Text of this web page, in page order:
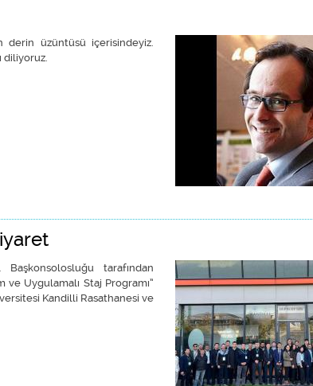
derin üzüntüsü içerisindeyiz.
diliyoruz.
tarafından
Uygulamalı Staj Programı”
Kandilli Rasathanesi ve